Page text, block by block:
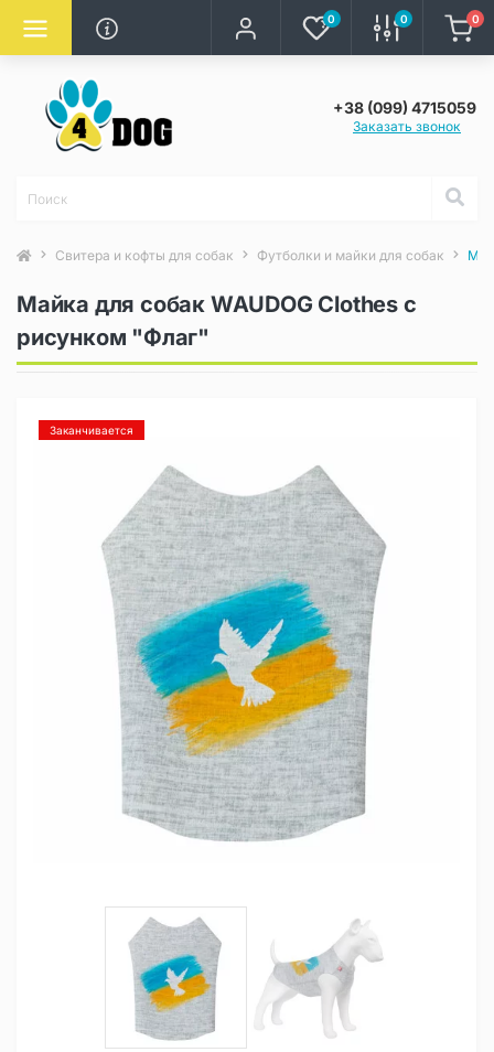
0 0 0
+38 (099) 4715059
Заказать звонок
Свитера и кофты для собак Футболки и майки для собак
Майка для собак WAUDOG Clothes с
рисунком "Флаг"
Заканчивается